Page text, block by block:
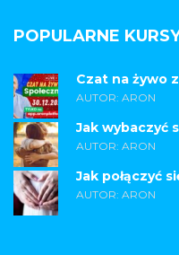
POPULARNE
Czat na żywo
AUTOR: ARON
Jak wybaczyć
AUTOR: ARON
Jak połączyć
AUTOR: ARON